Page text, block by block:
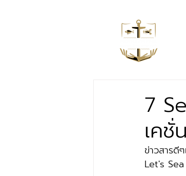
7
เค
ข่าวสารดี
Let's Sea